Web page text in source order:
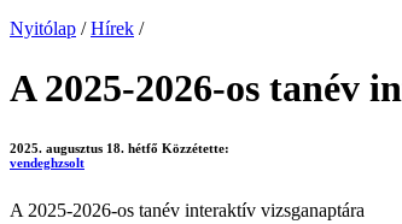
Nyitólap / Hírek /
A 2025-2026-os tanév
2025. augusztus 18. hétfő Közzétette:
vendeghzsolt
A 2025-2026-os tanév interaktív vizsganaptára